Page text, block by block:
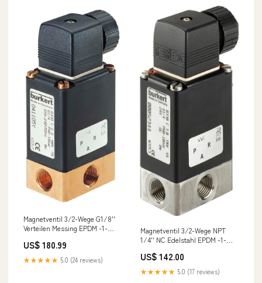
Magnetventil 3/2-Wege G1/8''
Verteilen Messing EPDM -1-
173595
NewCategories/Fittings/Threaded
fitting/2 Connections/Double
US$ 180.99
★★★★★ 5.0 (24 reviews)
Magnetventil 3/2-Wege NPT
1/4'' NC Edelstahl EPDM -1-
0330 176775
NewCategories/Apps/Ball
valve/Electric/2-Way
US$ 142.00
★★★★★ 5.0 (17 reviews)